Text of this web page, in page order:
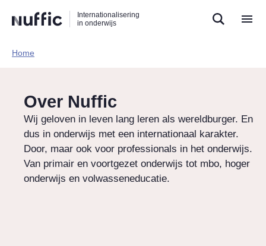
naar
zoekfunctie
naar
hoofdnavigatie
naar
inhoud
Internationalisering
in onderwijs
Hoofdnavigatie
Home​
Over Nuffic
Wij geloven in leven lang leren als wereldburger. En
dus in onderwijs met een internationaal karakter.
Door, maar ook voor professionals in het onderwijs.
Van primair en voortgezet onderwijs tot mbo, hoger
onderwijs en volwasseneducatie.